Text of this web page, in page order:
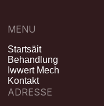
MENU
Startsäit
Behandlung
Iwwert Mech
Kontakt
ADRESSE